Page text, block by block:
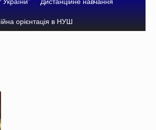
орієнтація в НУШ